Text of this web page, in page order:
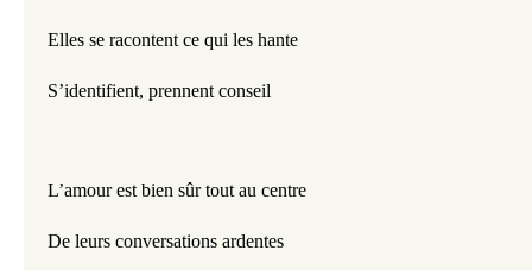
Elles se racontent ce qui les hante
S’identifient, prennent conseil
L’amour est bien sûr tout au centre
De leurs conversations ardentes